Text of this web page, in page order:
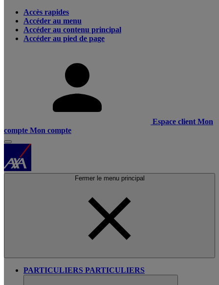
Accès rapides
Accéder au menu
Accéder au contenu principal
Accéder au pied de page
Espace client Mon
compte Mon compte
Fermer le menu principal
PARTICULIERS PARTICULIERS